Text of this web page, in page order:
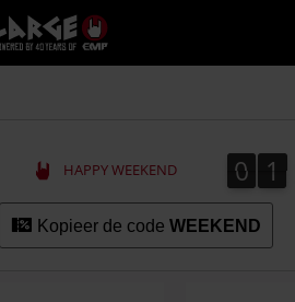
Large
–
Muziek-,
+
kleding
HAPPY WEEKEND 0
0 1
1
Kopieer de code WEEKEND